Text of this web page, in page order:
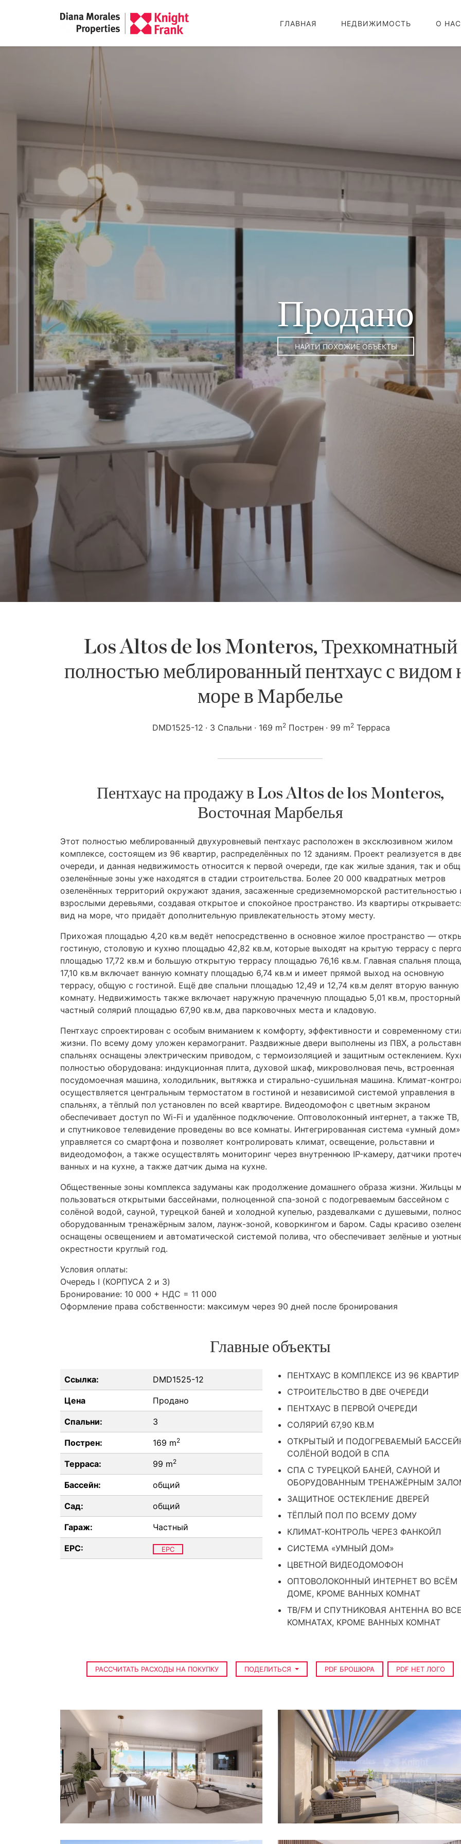
ГЛАВНАЯ НЕДВИЖИМОСТЬ О НАС
Продано
НАЙТИ ПОХОЖИЕ ОБЪЕКТЫ
Los Altos de los Monteros, Трехкомнатный
полностью меблированный пентхаус с видом
море в Марбелье
DMD1525-12 3 Спальни 169 m2 Пострен 99 m2 Терраса
Пентхаус на продажу в Los Altos de los Monteros,
Восточная Марбелья
Этот полностью меблированный двухуровневый пентхаус расположен в эксклюзивном жилом
комплексе, состоящем из 96 квартир, распределённых по 12 зданиям. Проект реализуется в
очереди, и данная недвижимость относится к первой очереди, где как жилые здания, так и
озеленённые зоны уже находятся в стадии строительства. Более 20 000 квадратных метров
озеленённых территорий окружают здания, засаженные средиземноморской растительностью
взрослыми деревьями, создавая открытое и спокойное пространство. Из квартиры
вид на море, что придаёт дополнительную привлекательность этому месту.
Прихожая площадью 4,20 кв.м ведёт непосредственно в основное жилое пространство —
гостиную, столовую и кухню площадью 42,82 кв.м, которые выходят на крытую террасу с
площадью 17,72 кв.м и большую открытую террасу площадью 76,16 кв.м. Главная спальня
17,10 кв.м включает ванную комнату площадью 6,74 кв.м и имеет прямой выход на основную
террасу, общую с гостиной. Ещё две спальни площадью 12,49 и 12,74 кв.м делят вторую ванную
комнату. Недвижимость также включает наружную прачечную площадью 5,01 кв.м, просторный
частный солярий площадью 67,90 кв.м, два парковочных места и кладовую.
Пентхаус спроектирован с особым вниманием к комфорту, эффективности и современному
жизни. По всему дому уложен керамогранит. Раздвижные двери выполнены из ПВХ, а
спальнях оснащены электрическим приводом, с термоизоляцией и защитным остеклением.
полностью оборудована: индукционная плита, духовой шкаф, микроволновая печь, встроенная
посудомоечная машина, холодильник, вытяжка и стирально-сушильная машина. Климат-
осуществляется центральным термостатом в гостиной и независимой системой управления в
спальнях, а тёплый пол установлен по всей квартире. Видеодомофон с цветным экраном
обеспечивает доступ по Wi-Fi и удалённое подключение. Оптоволоконный интернет, а также ТВ,
и спутниковое телевидение проведены во все комнаты. Интегрированная система «умный дом»
управляется со смартфона и позволяет контролировать климат, освещение, рольставни и
видеодомофон, а также осуществлять мониторинг через внутреннюю IP-камеру, датчики
ванных и на кухне, а также датчик дыма на кухне.
Общественные зоны комплекса задуманы как продолжение домашнего образа жизни. Жильцы
пользоваться открытыми бассейнами, полноценной спа-зоной с подогреваемым бассейном с
солёной водой, сауной, турецкой баней и холодной купелью, раздевалками с душевыми,
оборудованным тренажёрным залом, лаунж-зоной, коворкингом и баром. Сады красиво
оснащены освещением и автоматической системой полива, что обеспечивает зелёные и
окрестности круглый год.
Условия оплаты:
Очередь I (КОРПУСА 2 и 3)
Бронирование: 10 000 + НДС = 11 000
Оформление права собственности: максимум через 90 дней после бронирования
Главные объекты
Ссылка: DMD1525-12
Цена Продано
Спальни: 3
Пострен: 169 m2
Терраса: 99 m2
Бассейн: общий
Сад: общий
Гараж: Частный
EPC: EPC
ПЕНТХАУС В КОМПЛЕКСЕ ИЗ 96 КВАРТИР
СТРОИТЕЛЬСТВО В ДВЕ ОЧЕРЕДИ
ПЕНТХАУС В ПЕРВОЙ ОЧЕРЕДИ
СОЛЯРИЙ 67,90 КВ.М
ОТКРЫТЫЙ И ПОДОГРЕВАЕМЫЙ
СОЛЁНОЙ ВОДОЙ В СПА
СПА С ТУРЕЦКОЙ БАНЕЙ, САУНОЙ И
ОБОРУДОВАННЫМ ТРЕНАЖЁРНЫМ
ЗАЩИТНОЕ ОСТЕКЛЕНИЕ ДВЕРЕЙ
ТЁПЛЫЙ ПОЛ ПО ВСЕМУ ДОМУ
КЛИМАТ-КОНТРОЛЬ ЧЕРЕЗ ФАНКОЙЛ
СИСТЕМА «УМНЫЙ ДОМ»
ЦВЕТНОЙ ВИДЕОДОМОФОН
ОПТОВОЛОКОННЫЙ ИНТЕРНЕТ ВО ВСЁМ
ДОМЕ, КРОМЕ ВАННЫХ КОМНАТ
ТВ/FM И СПУТНИКОВАЯ АНТЕННА ВО
КОМНАТАХ, КРОМЕ ВАННЫХ КОМНАТ
РАССЧИТАТЬ РАСХОДЫ НА ПОКУПКУ ПОДЕЛИТЬСЯ PDF БРОШЮРА PDF НЕТ ЛОГО